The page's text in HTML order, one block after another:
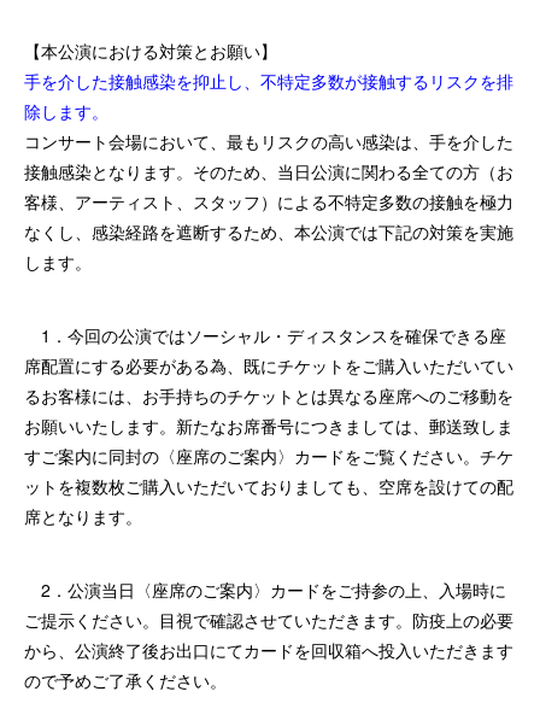
【本公演における対策とお願い】
手を介した接触感染を抑止し、不特定多数が接触するリスクを排
除します。
コンサート会場において、最もリスクの高い感染は、手を介した
接触感染となります。そのため、当日公演に関わる全ての方（お
客様、アーティスト、スタッフ）による不特定多数の接触を極力
なくし、感染経路を遮断するため、本公演では下記の対策を実施
します。
1．今回の公演ではソーシャル・ディスタンスを確保できる座
席配置にする必要がある為、既にチケットをご購入いただいてい
るお客様には、お手持ちのチケットとは異なる座席へのご移動を
お願いいたします。 新たなお席番号につきましては、郵送致しま
すご案内に同封の〈座席のご案内〉カードをご覧ください。チケ
ットを複数枚ご購入いただいておりましても、空席を設けての配
席となります。
2． 公演当日〈座席のご案内〉カードをご持参の上、入場時に
ご提示ください。 目視で確認させていただきます。 防疫上の必要
から、公演終了後お出口にてカードを回収箱へ投入いただきます
ので予めご了承ください。